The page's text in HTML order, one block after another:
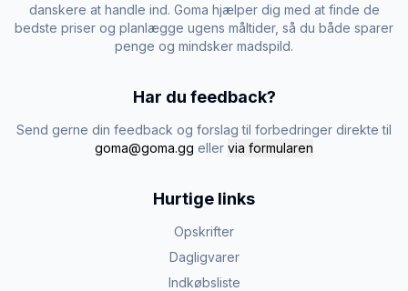
danskere at handle ind. Goma hjælper dig med at finde de
bedste priser og planlægge ugens måltider, så du både sparer
penge og mindsker madspild.
Har du feedback?
Send gerne din feedback og forslag til forbedringer direkte til
goma@goma.gg eller via formularen
Hurtige links
Opskrifter
Dagligvarer
Indkøbsliste